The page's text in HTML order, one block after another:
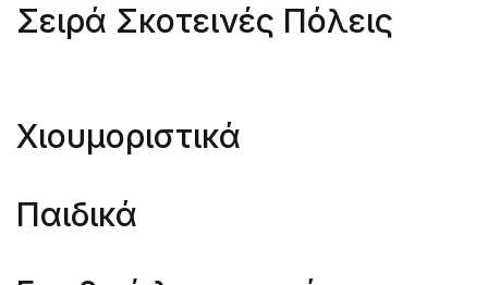
Σειρά Σκοτεινές Πόλεις
Χιουμοριστικά
Παιδικά